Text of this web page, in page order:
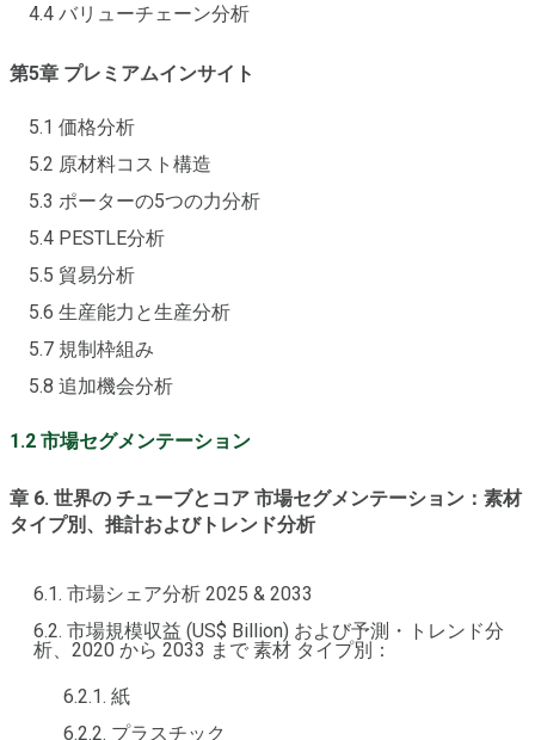
4.4 バリューチェーン分析
第5章 プレミアムインサイト
5.1 価格分析
5.2 原材料コスト構造
5.3 ポーターの5つの力分析
5.4 PESTLE分析
5.5 貿易分析
5.6 生産能力と生産分析
5.7 規制枠組み
5.8 追加機会分析
1.2 市場セグメンテーション
章 6. 世界の チューブとコア 市場セグメンテーション：素材
タイプ別、推計およびトレンド分析
6.1. 市場シェア分析 2025 & 2033
6.2. 市場規模収益 (US$ Billion) および予測・トレンド分
析、2020 から 2033 まで 素材 タイプ別：
6.2.1. 紙
6.2.2. プラスチック